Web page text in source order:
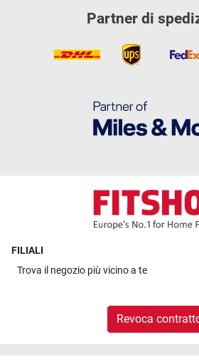
Partner di
FILIALI
Trova il negozio più vicino a te
Revoca